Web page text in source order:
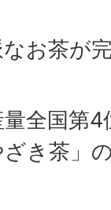
お茶が
全国第4
き茶」